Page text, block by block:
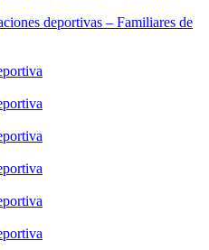
deportivas – Familiares de